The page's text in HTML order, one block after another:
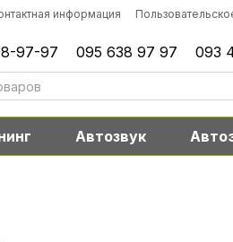
информация
97-97 095 638 97 97 093
Автозвук